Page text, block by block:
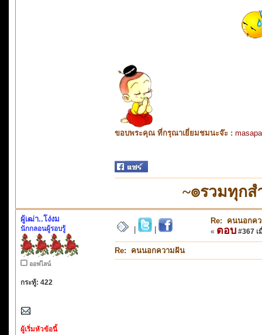
ขอบพระคุณ ที่กรุณาเยี่ยมชมนะจ๊ะ :
~๏รวมทุก
ผู้เฒ่า..โง่งม
นักกลอนผู้รอบรู้
ออฟไลน์
กระทู้: 422
ผู้เริ่มหัวข้อนี้
Re: คนนอกค
« ตอบ #367 เ
Re: คนนอกความฝัน